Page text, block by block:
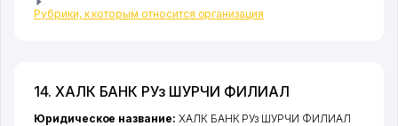
Рубрики, к которым относится организация
14. ХАЛК БАНК РУз ШУРЧИ ФИЛИАЛ
Юридическое название: ХАЛК БАНК РУз ШУРЧИ ФИЛИАЛ